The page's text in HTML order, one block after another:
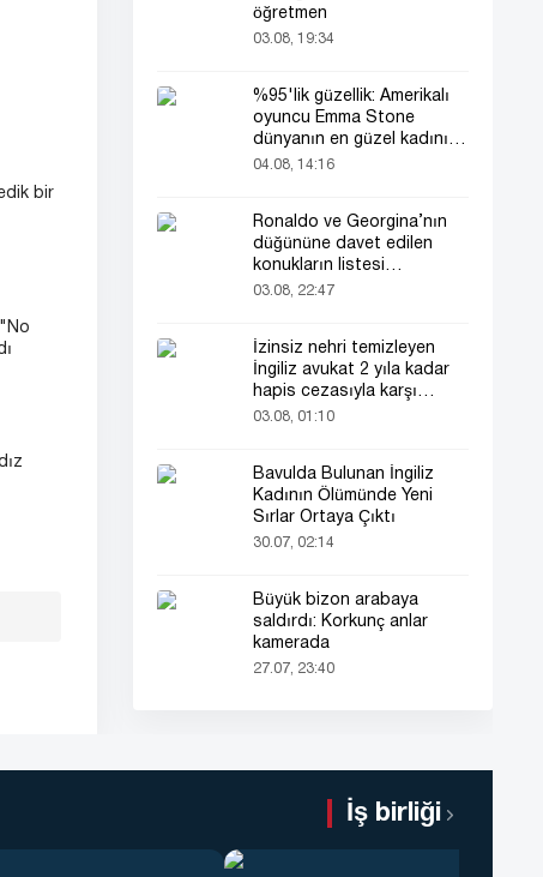
bir
öğretmen
03.08, 19:34
%95'lik güzellik: Amerikalı
oyuncu Emma Stone
dünyanın en güzel kadını
seçildi!
04.08, 14:16
Ronaldo ve Georgina’nın
düğününe davet edilen
konukların listesi
gündemde
03.08, 22:47
İzinsiz nehri temizleyen
İngiliz avukat 2 yıla kadar
hapis cezasıyla karşı
karşıya
03.08, 01:10
Bavulda Bulunan İngiliz
Kadının Ölümünde Yeni
Sırlar Ortaya Çıktı
30.07, 02:14
Büyük bizon arabaya
saldırdı: Korkunç anlar
kamerada
27.07, 23:40
İş birliği